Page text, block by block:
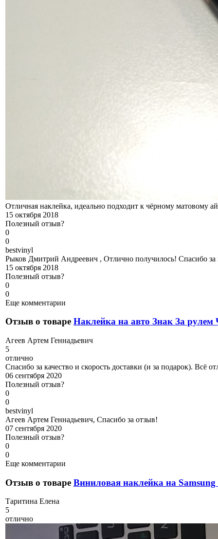
Отличная наклейка, идеально подходит к чёрному матовому
15 октября 2018
Полезный отзыв?
0
0
bestvinyl
Рыков Дмитрий Андреевич , Отлично получилось! Спасибо
15 октября 2018
Полезный отзыв?
0
0
Еще комментарии
Отзыв о товаре Наклейка на авто Знак За рулем
Агеев Артем Геннадьевич
5
отлично
Спасибо за качество и скорость доставки (и за подарок). Всё
06 сентября 2020
Полезный отзыв?
0
0
bestvinyl
Агеев Артем Геннадьевич, Спасибо за отзыв!
07 сентября 2020
Полезный отзыв?
0
0
Еще комментарии
Отзыв о товаре Виниловая наклейка на
Таритина Елена
5
отлично